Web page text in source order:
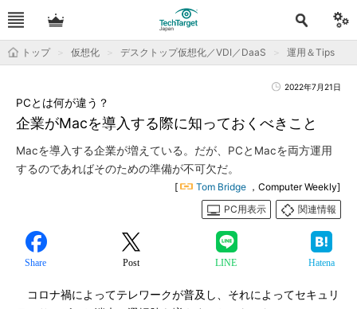
トップ 仮想化 デスクトップ仮想化／VDI／DaaS 運用＆Tips
2022年7月21日
企業がMacを導入する際に知っておくべきこと
PCとは何が違う？
Macを導入する企業が増えている。だが、PCとMacを両方運用
するのであればそのための準備が不可欠だ。
[ Tom Bridge ，Computer Weekly]
PC用表示
関連情報
Share Post LINE Hatena
コロナ禍によってテレワークが普及し、それによってセキュリ